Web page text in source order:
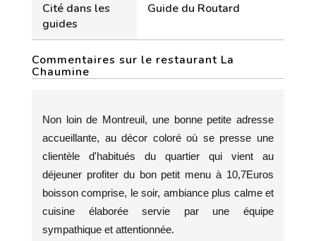
Cité dans les
guides
Guide du Routard
Commentaires sur le restaurant La
Chaumine
Non loin de Montreuil, une bonne petite adresse
accueillante, au décor coloré où se presse une
clientèle d'habitués du quartier qui vient au
déjeuner profiter du bon petit menu à 10,7Euros
boisson comprise, le soir, ambiance plus calme et
cuisine élaborée servie par une équipe
sympathique et attentionnée.